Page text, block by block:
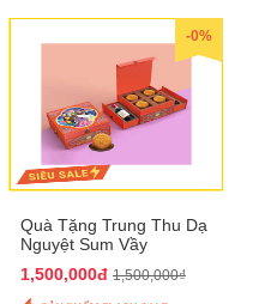
-0%
Quà Tặng Trung Thu Dạ
Nguyệt Sum Vầy
1,500,000đ 1,500,000₫